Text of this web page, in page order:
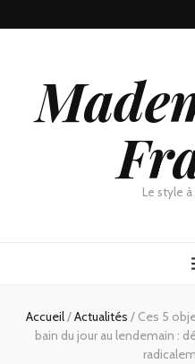
Le style à
Accueil/Actualités / Ces 5
bain du jour au lendemain :